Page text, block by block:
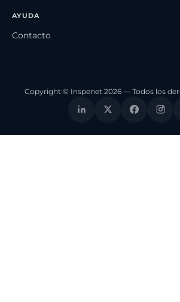
AYUDA
Contacto
Copyright © Inspenet 2026 — Todos los